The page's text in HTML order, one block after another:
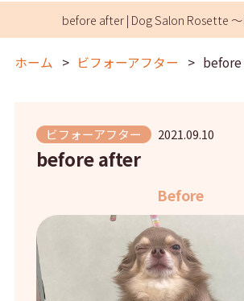
before after | Dog Salon Rosette
ホーム ビフォーアフター
ビフォーアフター 2021.09.10
before after
Before